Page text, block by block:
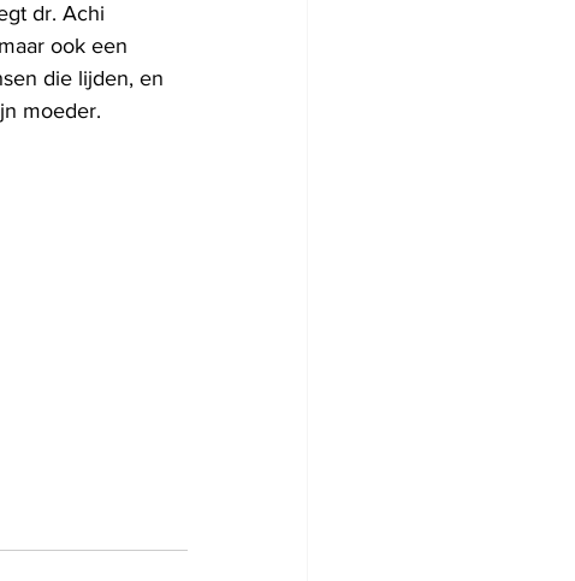
dr. Achi
ook een
die lijden, en
moeder.